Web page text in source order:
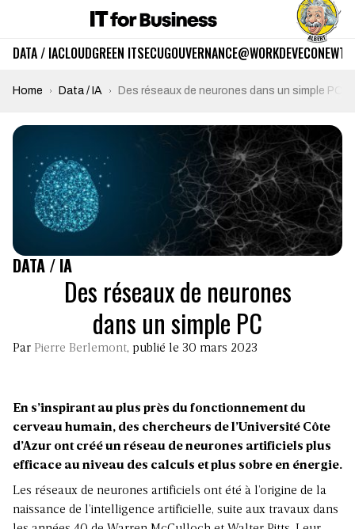
DATA / IACLOUDGREEN ITSECUGOUVERNANCE@WORKDEVECO
Home Data / IA Des réseaux de neurones dans un simple PC
DATA / IA
Des réseaux de neurones
dans un simple PC
Par Pierre Berlemont, publié le 30 mars 2023
En s’inspirant au plus près du fonctionnement du
cerveau humain, des chercheurs de l’Université Côte
d’Azur ont créé un réseau de neurones artificiels plus
efficace au niveau des calculs et plus sobre en énergie.
Les réseaux de neurones artificiels ont été à l’origine de la
naissance de l’intelligence artificielle, suite aux travaux dans